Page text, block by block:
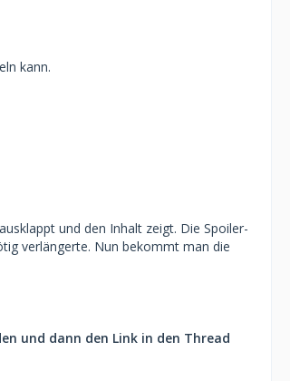
kann.
und den Inhalt zeigt. Die Spoiler-
verlängerte. Nun bekommt man die
und dann den Link in den Thread